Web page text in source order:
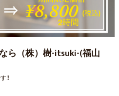
ら（株）樹-itsuki-(福山
‼️